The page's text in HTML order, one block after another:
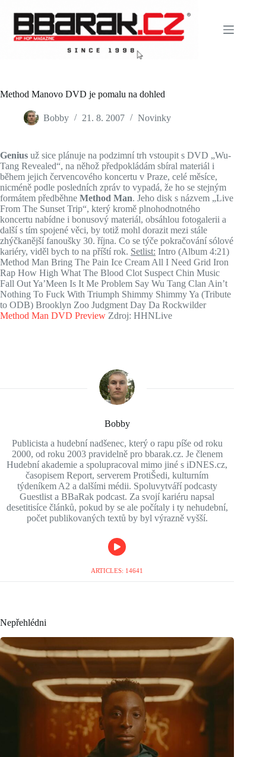
content
Method Manovo DVD je pomalu na dohled
Bobby 21. 8. 2007 Novinky
Genius už sice plánuje na podzimní trh vstoupit s DVD „Wu-
Tang Revealed“, na něhož předpokládám sbíral materiál i
během jejich červencového koncertu v Praze, celé měsíce,
nicméně podle posledních zpráv to vypadá, že ho se stejným
formátem předběhne Method Man. Jeho disk s názvem „Live
From The Sunset Trip“, který kromě plnohodnotného
koncertu nabídne i bonusový materiál, obsáhlou fotogalerii a
další s tím spojené věci, by totiž mohl dorazit mezi stále
zhýčkanější fanoušky 30. října. Co se týče pokračování sólové
kariéry, viděl bych to na příští rok. Setlist: Intro (Album 4:21)
Method Man Bring The Pain Ice Cream All I Need Grid Iron
Rap How High What The Blood Clot Suspect Chin Music
Fall Out Ya’Meen Is It Me Problem Say Wu Tang Clan Ain’t
Nothing To Fuck With Triumph Shimmy Shimmy Ya (Tribute
to ODB) Brooklyn Zoo Judgment Day Da Rockwilder
Method Man DVD Preview Zdroj: HHNLive
Bobby
Publicista a hudební nadšenec, který o rapu píše od roku
2000, od roku 2003 pravidelně pro bbarak.cz. Je členem
Hudební akademie a spolupracoval mimo jiné s iDNES.cz,
časopisem Report, serverem ProtiŠedi, kulturním
týdeníkem A2 a dalšími médii. Spoluvytváří podcasty
Guestlist a BBaRak podcast. Za svojí kariéru napsal
desetitisíce článků, pokud by se ale počítaly i ty nehudební,
počet publikovaných textů by byl výrazně vyšší.
ARTICLES: 14641
Nepřehlédni